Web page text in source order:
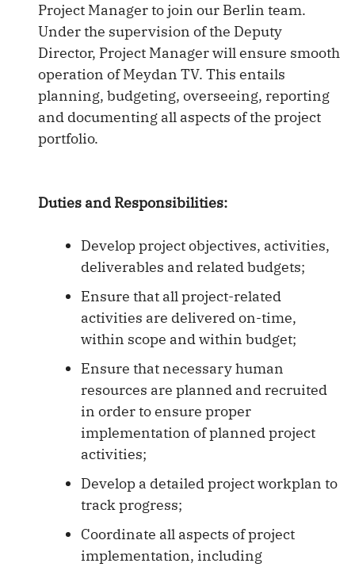
Project Manager to join our Berlin team.
Under the supervision of the Deputy
Director, Project Manager will ensure smooth
operation of Meydan TV. This entails
planning, budgeting, overseeing, reporting
and documenting all aspects of the project
portfolio.
Duties and Responsibilities:
Develop project objectives, activities,
deliverables and related budgets;
Ensure that all project-related
activities are delivered on-time,
within scope and within budget;
Ensure that necessary human
resources are planned and recruited
in order to ensure proper
implementation of planned project
activities;
Develop a detailed project workplan to
track progress;
Coordinate all aspects of project
implementation, including